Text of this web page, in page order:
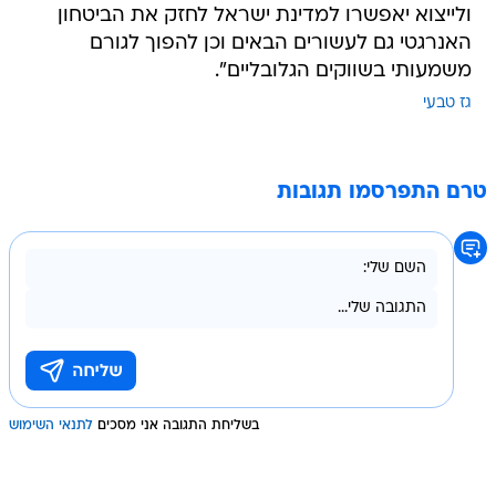
ולייצוא יאפשרו למדינת ישראל לחזק את הביטחון
האנרגטי גם לעשורים הבאים וכן להפוך לגורם
משמעותי בשווקים הגלובליים".
גז טבעי
טרם התפרסמו תגובות
בשליחת התגובה אני מסכים לתנאי השימוש